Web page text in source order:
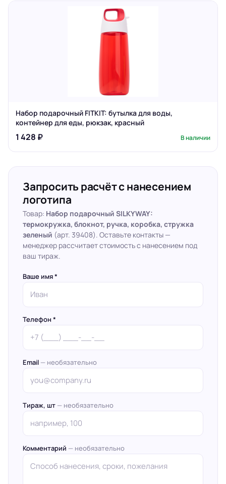
Набор подарочный FITKIT: бутылка для воды,
контейнер для еды, рюкзак, красный
1 428 ₽ В наличии
Запросить расчёт с нанесением
логотипа
Товар: Набор подарочный SILKYWAY:
термокружка, блокнот, ручка, коробка, стружка
зеленый (арт. 39408). Оставьте контакты —
менеджер рассчитает стоимость с нанесением под
ваш тираж.
Ваше имя *
Телефон *
Email — необязательно
Тираж, шт — необязательно
Комментарий — необязательно